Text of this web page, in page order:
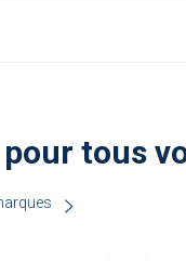
tous